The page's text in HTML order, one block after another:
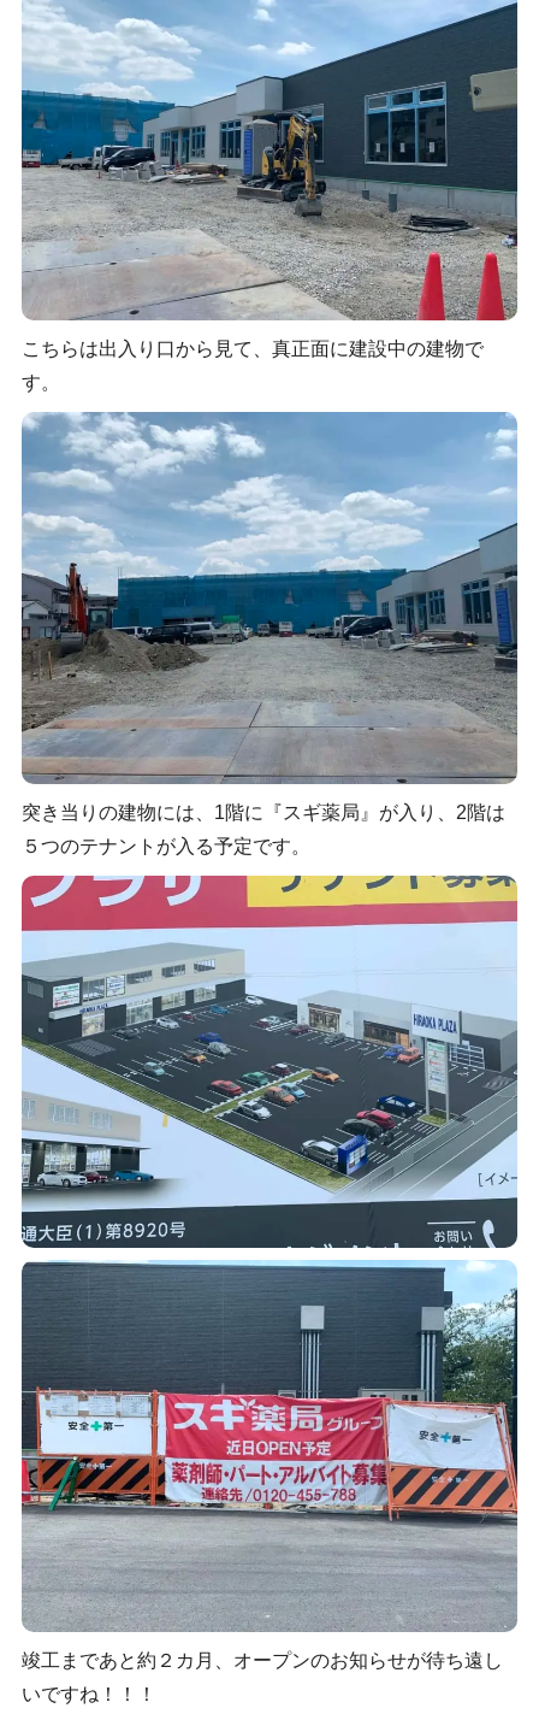
こちらは出入り口から見て、真正面に建設中の建物で
す。
突き当りの建物には、1階に『スギ薬局』が入り、2階は
５つのテナントが入る予定です。
竣工まであと約２カ月、オープンのお知らせが待ち遠し
いですね！！！